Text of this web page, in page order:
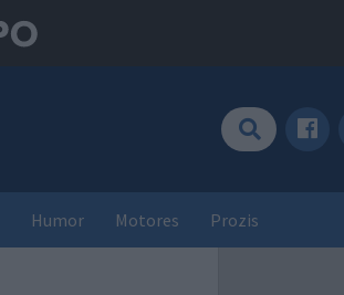
Humor Motores Prozis